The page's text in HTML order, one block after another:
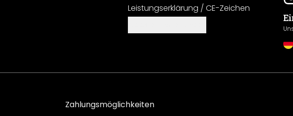
Leistungserklärung / CE-Zeichen
Zahlungsmöglichkeiten